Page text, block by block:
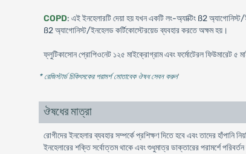
COPD: এই ইনহেলারটি দেয়া হয় যখন একটি লং-অ্যাক্টিং ß2 অ্যাগোনিস্ট/
ß2 অ্যাগোনিস্ট/ইনহেলড কর্টিকোস্টেরয়েড ব্যবহার করতে অক্ষম হয়।
ফ্লুটিকাসোন প্রোপিওনেট ১২৫ মাইক্রোগ্রাম এবং ফর্মোটেরল ফিউমারেট ৫
* রেজিস্টার্ড চিকিৎসকের পরামর্শ মোতাবেক ঔষধ সেবন করুন'
ঔষধের মাত্রা
রোগীদের ইনহেলার ব্যবহার সম্পর্কে প্রশিক্ষণ দিতে হবে এবং তাদের
ইনহেলারের শক্তি সর্বোত্তম থাকে এবং শুধুমাত্র ডাক্তারের পরামর্শে